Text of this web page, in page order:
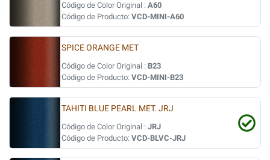
Código de Color Original : A60
Código de Producto: VCD-MINI-A60
SPICE ORANGE MET
Código de Color Original : B23
Código de Producto: VCD-MINI-B23
TAHITI BLUE PEARL MET. JRJ
Código de Color Original : JRJ
Código de Producto: VCD-BLVC-JRJ